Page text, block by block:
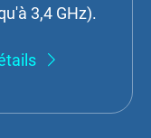
3,4 GHz).